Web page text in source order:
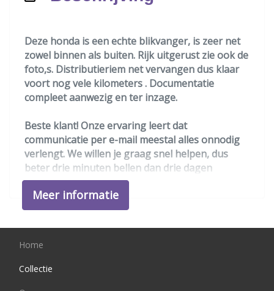
Zij airbag(s) voor
Exterieur
Achterruitwisser en sproeier
Adaptief demping systeem
Buitenspiegels elektrisch inklapbaar
Buitenspiegels elektrisch verstel- en
verwarmbaar
Centrale vergrendeling met
Deze honda is een echte blikvanger, is zeer net
zowel binnen als buiten. Rijk uitgerust zie ook de
foto,s. Distributieriem net vervangen dus klaar
voort nog vele kilometers . Documentatie
compleet aanwezig en ter inzage.
Beste klant! Onze ervaring leert dat
communicatie per e-mail meestal alles onnodig
verlengt. We willen je graag snel helpen, dus
beter drie minuten bellen dan drie dagen
heen en weer mailen. Bedankt voor uw begrip.
Volgens de nederlandse wet is contant geld een
wettig betaalmiddel en word door ons dus ook
We hebben ons uiterste best gedaan om alle
informatie in deze advertentie correct weer te
Meer informatie
Home
Collectie